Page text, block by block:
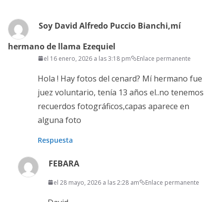
Soy David Alfredo Puccio Bianchi,mí
hermano de llama Ezequiel
el 16 enero, 2026 a las 3:18 pm Enlace permanente
Hola ! Hay fotos del cenard? Mí hermano fue
juez voluntario, tenía 13 años el..no tenemos
recuerdos fotográficos,capas aparece en
alguna foto
Respuesta
FEBARA
el 28 mayo, 2026 a las 2:28 am Enlace permanente